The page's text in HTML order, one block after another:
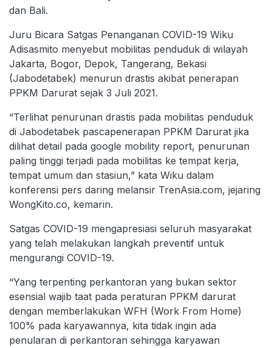
dan Bali.
Juru Bicara Satgas Penanganan COVID-19 Wiku
Adisasmito menyebut mobilitas penduduk di wilayah
Jakarta, Bogor, Depok, Tangerang, Bekasi
(Jabodetabek) menurun drastis akibat penerapan
PPKM Darurat sejak 3 Juli 2021.
“Terlihat penurunan drastis pada mobilitas penduduk
di Jabodetabek pascapenerapan PPKM Darurat jika
dilihat detail pada google mobility report, penurunan
paling tinggi terjadi pada mobilitas ke tempat kerja,
tempat umum dan stasiun,” kata Wiku dalam
konferensi pers daring melansir TrenAsia.com, jejaring
WongKito.co, kemarin.
Satgas COVID-19 mengapresiasi seluruh masyarakat
yang telah melakukan langkah preventif untuk
mengurangi COVID-19.
“Yang terpenting perkantoran yang bukan sektor
esensial wajib taat pada peraturan PPKM darurat
dengan memberlakukan WFH (Work From Home)
100% pada karyawannya, kita tidak ingin ada
penularan di perkantoran sehingga karyawan